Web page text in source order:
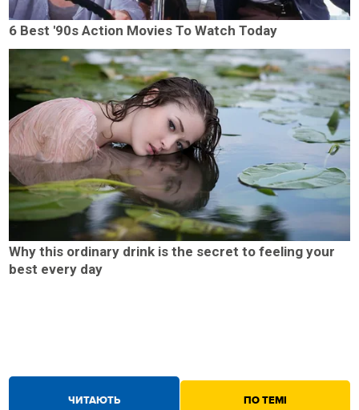
ЧИТАЮТЬ ПО ТЕМІ
6 Best '90s Action Movies To Watch Today
Why this ordinary drink is the secret to feeling your
best every day